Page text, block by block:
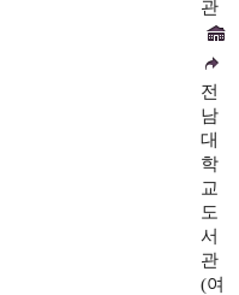
관
전
남
대
학
교
도
서
관
(여